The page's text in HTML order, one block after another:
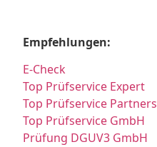
Empfehlungen:
E-Check
Top Prüfservice Expert
Top Prüfservice Partners
Top Prüfservice GmbH
Prüfung DGUV3 GmbH